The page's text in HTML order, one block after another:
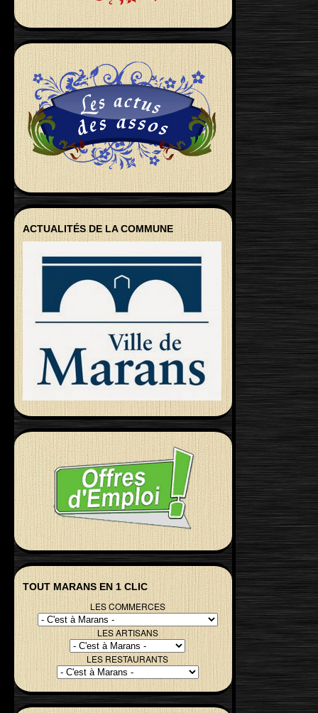
ACTUALITÉS DE LA COMMUNE
TOUT MARANS EN 1 CLIC
LES COMMERCES
LES ARTISANS
LES RESTAURANTS